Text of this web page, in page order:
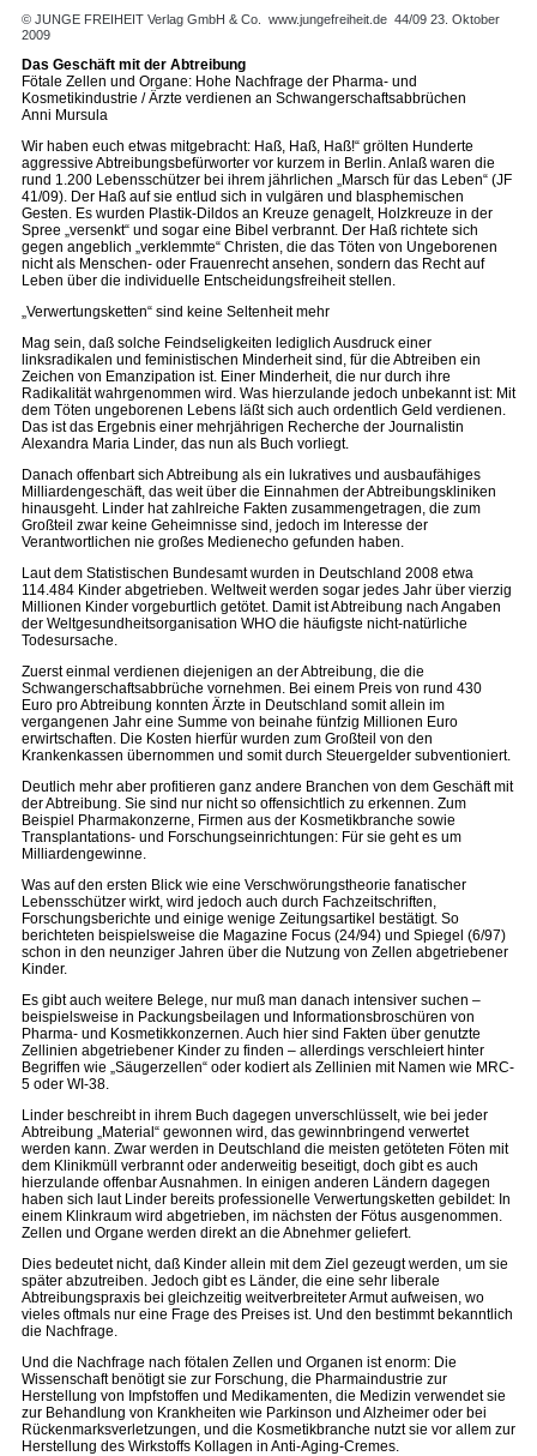
© JUNGE FREIHEIT Verlag GmbH & Co. www.jungefreiheit.de 44/09 23. Oktober
2009
Das Geschäft mit der Abtreibung
Fötale Zellen und Organe: Hohe Nachfrage der Pharma- und
Kosmetikindustrie / Ärzte verdienen an Schwangerschaftsabbrüchen
Anni Mursula
Wir haben euch etwas mitgebracht: Haß, Haß, Haß!“ grölten Hunderte
aggressive Abtreibungsbefürworter vor kurzem in Berlin. Anlaß waren die
rund 1.200 Lebensschützer bei ihrem jährlichen „Marsch für das Leben“ (JF
41/09). Der Haß auf sie entlud sich in vulgären und blasphemischen
Gesten. Es wurden Plastik-Dildos an Kreuze genagelt, Holzkreuze in der
Spree „versenkt“ und sogar eine Bibel verbrannt. Der Haß richtete sich
gegen angeblich „verklemmte“ Christen, die das Töten von Ungeborenen
nicht als Menschen- oder Frauenrecht ansehen, sondern das Recht auf
Leben über die individuelle Entscheidungsfreiheit stellen.
„Verwertungsketten“ sind keine Seltenheit mehr
Mag sein, daß solche Feindseligkeiten lediglich Ausdruck einer
linksradikalen und feministischen Minderheit sind, für die Abtreiben ein
Zeichen von Emanzipation ist. Einer Minderheit, die nur durch ihre
Radikalität wahrgenommen wird. Was hierzulande jedoch unbekannt ist: Mit
dem Töten ungeborenen Lebens läßt sich auch ordentlich Geld verdienen.
Das ist das Ergebnis einer mehrjährigen Recherche der Journalistin
Alexandra Maria Linder, das nun als Buch vorliegt.
Danach offenbart sich Abtreibung als ein lukratives und ausbaufähiges
Milliardengeschäft, das weit über die Einnahmen der Abtreibungskliniken
hinausgeht. Linder hat zahlreiche Fakten zusammengetragen, die zum
Großteil zwar keine Geheimnisse sind, jedoch im Interesse der
Verantwortlichen nie großes Medienecho gefunden haben.
Laut dem Statistischen Bundesamt wurden in Deutschland 2008 etwa
114.484 Kinder abgetrieben. Weltweit werden sogar jedes Jahr über vierzig
Millionen Kinder vorgeburtlich getötet. Damit ist Abtreibung nach Angaben
der Weltgesundheitsorganisation WHO die häufigste nicht-natürliche
Todesursache.
Zuerst einmal verdienen diejenigen an der Abtreibung, die die
Schwangerschaftsabbrüche vornehmen. Bei einem Preis von rund 430
Euro pro Abtreibung konnten Ärzte in Deutschland somit allein im
vergangenen Jahr eine Summe von beinahe fünfzig Millionen Euro
erwirtschaften. Die Kosten hierfür wurden zum Großteil von den
Krankenkassen übernommen und somit durch Steuergelder subventioniert.
Deutlich mehr aber profitieren ganz andere Branchen von dem Geschäft mit
der Abtreibung. Sie sind nur nicht so offensichtlich zu erkennen. Zum
Beispiel Pharmakonzerne, Firmen aus der Kosmetikbranche sowie
Transplantations- und Forschungseinrichtungen: Für sie geht es um
Milliardengewinne.
Was auf den ersten Blick wie eine Verschwörungstheorie fanatischer
Lebensschützer wirkt, wird jedoch auch durch Fachzeitschriften,
Forschungsberichte und einige wenige Zeitungsartikel bestätigt. So
berichteten beispielsweise die Magazine Focus (24/94) und Spiegel (6/97)
schon in den neunziger Jahren über die Nutzung von Zellen abgetriebener
Kinder.
Es gibt auch weitere Belege, nur muß man danach intensiver suchen –
beispielsweise in Packungsbeilagen und Informationsbroschüren von
Pharma- und Kosmetikkonzernen. Auch hier sind Fakten über genutzte
Zellinien abgetriebener Kinder zu finden – allerdings verschleiert hinter
Begriffen wie „Säugerzellen“ oder kodiert als Zellinien mit Namen wie MRC-
5 oder WI-38.
Linder beschreibt in ihrem Buch dagegen unverschlüsselt, wie bei jeder
Abtreibung „Material“ gewonnen wird, das gewinnbringend verwertet
werden kann. Zwar werden in Deutschland die meisten getöteten Föten mit
dem Klinikmüll verbrannt oder anderweitig beseitigt, doch gibt es auch
hierzulande offenbar Ausnahmen. In einigen anderen Ländern dagegen
haben sich laut Linder bereits professionelle Verwertungsketten gebildet: In
einem Klinkraum wird abgetrieben, im nächsten der Fötus ausgenommen.
Zellen und Organe werden direkt an die Abnehmer geliefert.
Dies bedeutet nicht, daß Kinder allein mit dem Ziel gezeugt werden, um sie
später abzutreiben. Jedoch gibt es Länder, die eine sehr liberale
Abtreibungspraxis bei gleichzeitig weitverbreiteter Armut aufweisen, wo
vieles oftmals nur eine Frage des Preises ist. Und den bestimmt bekanntlich
die Nachfrage.
Und die Nachfrage nach fötalen Zellen und Organen ist enorm: Die
Wissenschaft benötigt sie zur Forschung, die Pharmaindustrie zur
Herstellung von Impfstoffen und Medikamenten, die Medizin verwendet sie
zur Behandlung von Krankheiten wie Parkinson und Alzheimer oder bei
Rückenmarksverletzungen, und die Kosmetikbranche nutzt sie vor allem zur
Herstellung des Wirkstoffs Kollagen in Anti-Aging-Cremes.